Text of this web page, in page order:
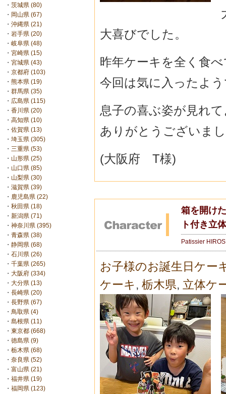
・ 茨城県 (80)
・ 岡山県 (67)
・ 沖縄県 (21)
・ 岩手県 (20)
・ 岐阜県 (48)
・ 宮崎県 (15)
・ 宮城県 (43)
・ 京都府 (103)
・ 熊本県 (19)
・ 群馬県 (35)
・ 広島県 (115)
・ 香川県 (20)
・ 高知県 (10)
・ 佐賀県 (13)
・ 埼玉県 (305)
・ 三重県 (53)
・ 山形県 (25)
・ 山口県 (85)
・ 山梨県 (30)
・ 滋賀県 (39)
・ 鹿児島県 (22)
・ 秋田県 (18)
・ 新潟県 (71)
・ 神奈川県 (395)
・ 青森県 (38)
・ 静岡県 (68)
・ 石川県 (26)
・ 千葉県 (265)
・ 大阪府 (334)
・ 大分県 (13)
・ 長崎県 (20)
・ 長野県 (67)
・ 鳥取県 (4)
・ 島根県 (11)
・ 東京都 (668)
・ 徳島県 (9)
・ 栃木県 (68)
・ 奈良県 (52)
・ 富山県 (21)
・ 福井県 (19)
・ 福岡県 (123)
大喜びでした。
昨年ケーキを全く食
今回は気に入ったよ
息子の喜ぶ姿が見れ
ありがとうございま
(大阪府 T様)
箱を開け
ト付き立
Patissier
お子様のお誕生日ケー
ケーキ , 栃木県, 立体ケ